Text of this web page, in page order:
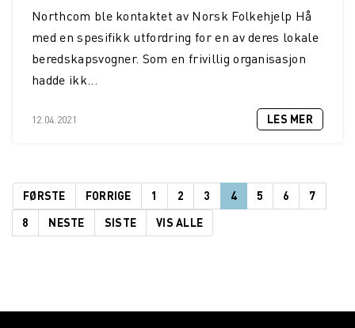
Northcom ble kontaktet av Norsk Folkehjelp Hå
med en spesifikk utfordring for en av deres lokale
beredskapsvogner. Som en frivillig organisasjon
hadde ikk...
12.04.2021 LES MER
FØRSTE FORRIGE 1 2 3 4 5 6
7
8
NESTE SISTE VIS ALLE